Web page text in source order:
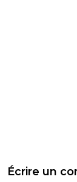
Écrire un